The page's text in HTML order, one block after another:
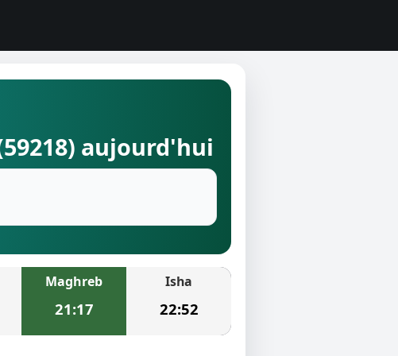
aujourd'hui
Maghreb
21:17
Isha
22:52